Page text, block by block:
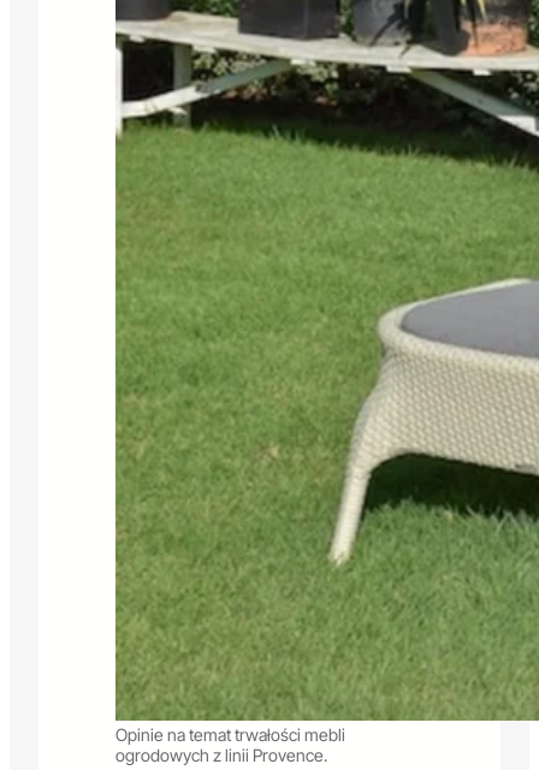
Opinie na temat trwałości mebli
ogrodowych z linii Provence.